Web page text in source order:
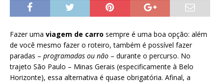
Fazer uma viagem de carro sempre é uma boa opção: além
de você mesmo fazer o roteiro, também é possível fazer
paradas – programadas ou não – durante o percurso. No
trajeto São Paulo – Minas Gerais (especificamente à Belo
Horizonte), essa alternativa é quase obrigatória. Afinal, a